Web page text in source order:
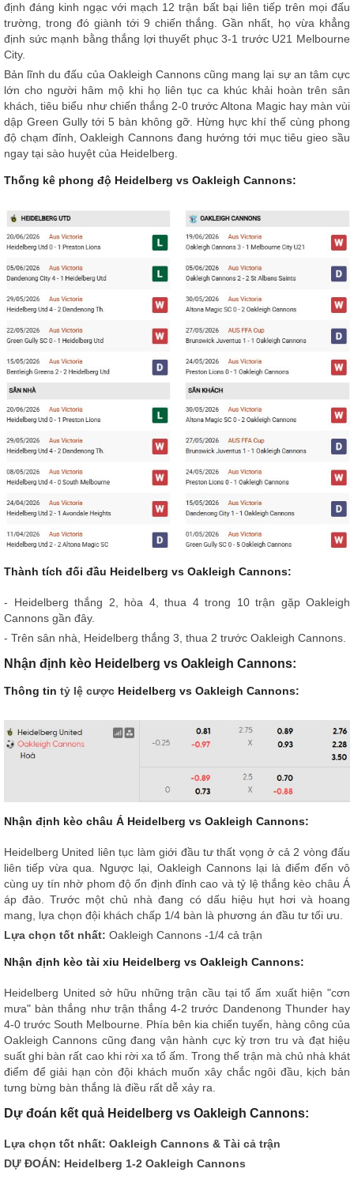
định đáng kinh ngạc với mạch 12 trận bất bại liên tiếp trên mọi đấu
trường, trong đó giành tới 9 chiến thắng. Gần nhất, họ vừa khẳng
định sức mạnh bằng thắng lợi thuyết phục 3-1 trước U21 Melbourne
City.
Bản lĩnh du đấu của Oakleigh Cannons cũng mang lại sự an tâm cực
lớn cho người hâm mộ khi họ liên tục ca khúc khải hoàn trên sân
khách, tiêu biểu như chiến thắng 2-0 trước Altona Magic hay màn vùi
dập Green Gully tới 5 bàn không gỡ. Hừng hực khí thế cùng phong
độ chạm đỉnh, Oakleigh Cannons đang hướng tới mục tiêu gieo sầu
ngay tại sào huyệt của Heidelberg.
Thống kê phong độ Heidelberg vs Oakleigh Cannons:
Thành tích đối đầu Heidelberg vs Oakleigh Cannons:
- Heidelberg thắng 2, hòa 4, thua 4 trong 10 trận gặp Oakleigh
Cannons gần đây.
- Trên sân nhà, Heidelberg thắng 3, thua 2 trước Oakleigh Cannons.
Nhận định kèo Heidelberg vs Oakleigh Cannons:
Thông tin tỷ lệ cược Heidelberg vs Oakleigh Cannons:
Nhận định kèo châu Á Heidelberg vs Oakleigh Cannons:
Heidelberg United liên tục làm giới đầu tư thất vọng ở cả 2 vòng đấu
liên tiếp vừa qua. Ngược lại, Oakleigh Cannons lại là điểm đến vô
cùng uy tín nhờ phom độ ổn định đỉnh cao và tỷ lệ thắng kèo châu Á
áp đảo. Trước một chủ nhà đang có dấu hiệu hụt hơi và hoang
mang, lựa chọn đội khách chấp 1/4 bàn là phương án đầu tư tối ưu.
Lựa chọn tốt nhất: Oakleigh Cannons -1/4 cả trận
Nhận định kèo tài xỉu Heidelberg vs Oakleigh Cannons:
Heidelberg United sở hữu những trận cầu tại tổ ấm xuất hiện "cơn
mưa" bàn thắng như trận thắng 4-2 trước Dandenong Thunder hay
4-0 trước South Melbourne. Phía bên kia chiến tuyến, hàng công của
Oakleigh Cannons cũng đang vận hành cực kỳ trơn tru và đạt hiệu
suất ghi bàn rất cao khi rời xa tổ ấm. Trong thế trận mà chủ nhà khát
điểm để giải hạn còn đội khách muốn xây chắc ngôi đầu, kịch bản
tưng bừng bàn thắng là điều rất dễ xảy ra.
Dự đoán kết quả Heidelberg vs Oakleigh Cannons:
Lựa chọn tốt nhất: Oakleigh Cannons & Tài cả trận
DỰ ĐOÁN: Heidelberg 1-2 Oakleigh Cannons